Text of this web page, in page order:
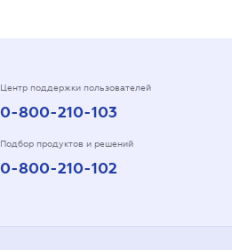
Центр поддержки пользователей
0-800-210-103
Подбор продуктов и решений
0-800-210-102